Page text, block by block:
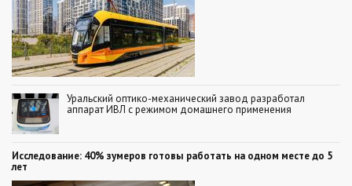
Уральский оптико-механический завод разработал
аппарат ИВЛ с режимом домашнего применения
Исследование: 40% зумеров готовы работать на одном месте до 5
лет